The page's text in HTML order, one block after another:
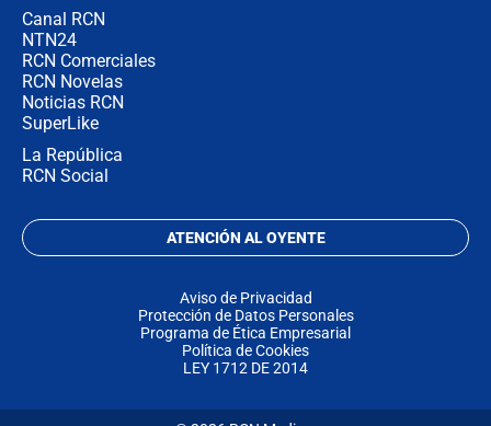
Canal RCN
NTN24
RCN Comerciales
RCN Novelas
Noticias RCN
SuperLike
La República
RCN Social
ATENCIÓN AL OYENTE
Aviso de Privacidad
Protección de Datos Personales
Programa de Ética Empresarial
Política de Cookies
LEY 1712 DE 2014